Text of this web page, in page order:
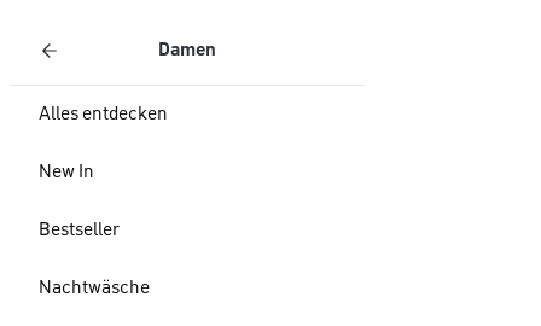
Damen
Alles entdecken
New In
Bestseller
Nachtwäsche